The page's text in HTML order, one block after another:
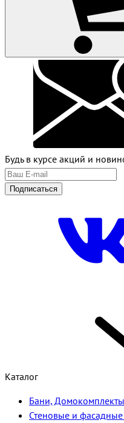
Будь в курсе акций и
Подписаться
Каталог
Бани, Домокомплекты
Стеновые и